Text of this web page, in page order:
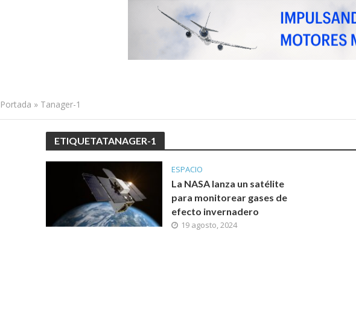
Portada » Tanager-1
ETIQUETATANAGER-1
ESPACIO
La NASA lanza un satélite
para monitorear gases de
efecto invernadero
19 agosto, 2024